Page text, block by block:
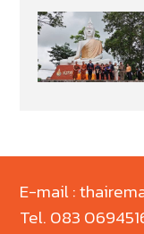
E-mail :
Tel. 083